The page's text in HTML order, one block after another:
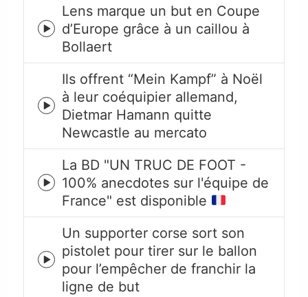
Episode
play
icon
Lens marque un but en Coupe
d’Europe grâce à un caillou à
Bollaert
Episode
play
icon
Ils offrent “Mein Kampf” à Noël
à leur coéquipier allemand,
Dietmar Hamann quitte
Newcastle au mercato
Episode
play
icon
La BD "UN TRUC DE FOOT -
100% anecdotes sur l'équipe de
France" est disponible
Episode
play
icon
Un supporter corse sort son
pistolet pour tirer sur le ballon
pour l’empêcher de franchir la
ligne de but